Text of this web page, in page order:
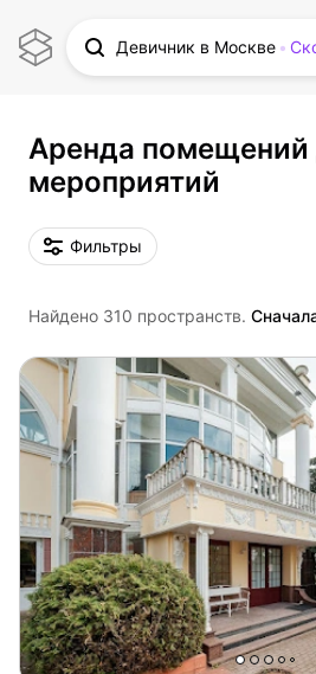
Девичник в Москве
Аренда помещений
мероприятий
Фильтры
Найдено 310 пространств.